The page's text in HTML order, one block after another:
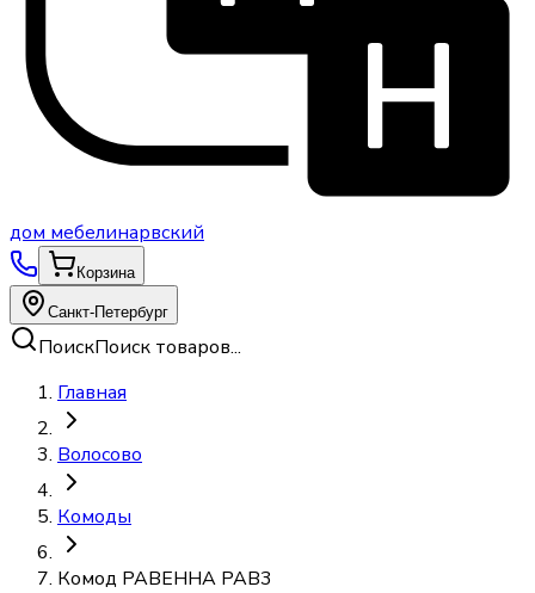
дом мебелинарвский
Корзина
Санкт-Петербург
ПоискПоиск товаров...
Главная
Волосово
Комоды
Комод РАВЕННА РАВ3